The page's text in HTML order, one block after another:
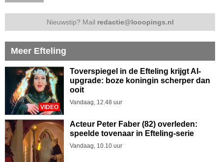
Nieuwstip? Mail redactie@looopings.nl
Meer Efteling
VIDEO
Toverspiegel in de Efteling krijgt AI-
upgrade: boze koningin scherper dan
ooit
Vandaag, 12.48 uur
Acteur Peter Faber (82) overleden:
speelde tovenaar in Efteling-serie
Vandaag, 10.10 uur